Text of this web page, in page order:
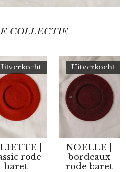
COLLECTIE
|
rode
baret
Uitverkocht
NOELLE |
bordeaux
rode baret